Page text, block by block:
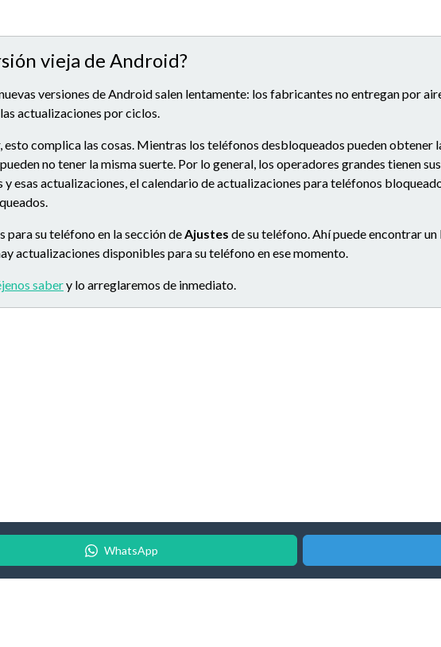
vieja de Android?
versiones de Android salen lentamente: los fabricantes no entregan por
actualizaciones por ciclos.
complica las cosas. Mientras los teléfonos desbloqueados pueden obtener
no tener la misma suerte. Por lo general, los operadores grandes tienen
esas actualizaciones, el calendario de actualizaciones para teléfonos
para su teléfono en la sección deAjustes de su teléfono. Ahí puede encontrar un
actualizaciones disponibles para su teléfono en ese momento.
sabery lo arreglaremos de inmediato.
WhatsApp